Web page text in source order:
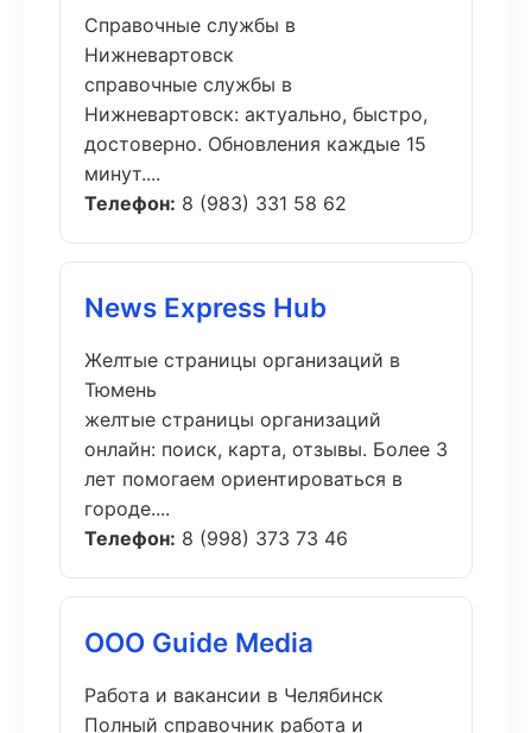
Справочные службы в
Нижневартовск
справочные службы в
Нижневартовск: актуально, быстро,
достоверно. Обновления каждые 15
минут....
Телефон: 8 (983) 331 58 62
News Express Hub
Желтые страницы организаций в
Тюмень
желтые страницы организаций
онлайн: поиск, карта, отзывы. Более 3
лет помогаем ориентироваться в
городе....
Телефон: 8 (998) 373 73 46
ООО Guide Media
Работа и вакансии в Челябинск
Полный справочник работа и